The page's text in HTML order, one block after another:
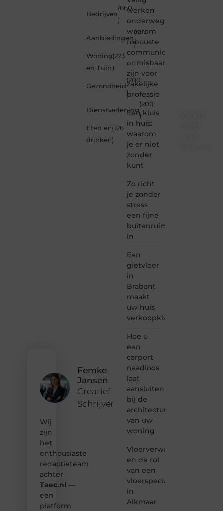
Femke
Jansen
Creatief
Schrijver
Wij
zijn
het
enthousiaste
redactieteam
achter
Taec.nl —
een
platform
Bedrijven
(660
)
Aanbiedingen
(357
)
Woning
en Tuin
(223
)
Gezondheid
(200
)
Dienstverlening
(200
)
Eten en
drinken
(126
)
werken
onderweg:
waarom
robuuste
communicatiemiddelen
onmisbaar
zijn voor
zakelijke
professio
Een kluis
in huis:
waarom
je er niet
zonder
kunt
Zo richt
je zonder
stress
een fijne
buitenruimte
in
Een
gietvloer
in
Brabant
maakt
uw huis
verkoopklaar
Hoe u
een
carport
naadloos
laat
aansluiten
bij de
architectuur
van uw
woning
Vloerverwarming
en de rol
van een
vloerspecialist
in
Alkmaar